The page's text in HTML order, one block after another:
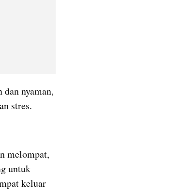
dan nyaman,
stres.
melompat,
untuk
keluar